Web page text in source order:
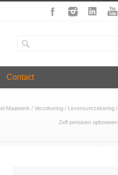
Contact
Maatwerk / Verzekering / Levensverzekering /
Zelf pensioen opbouwen